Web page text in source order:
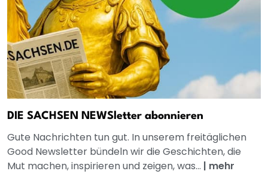
DIE SACHSEN NEWSletter abonnieren
Gute Nachrichten tun gut. In unserem freitäglichen
Good Newsletter bündeln wir die Geschichten, die
Mut machen, inspirieren und zeigen, was... | mehr